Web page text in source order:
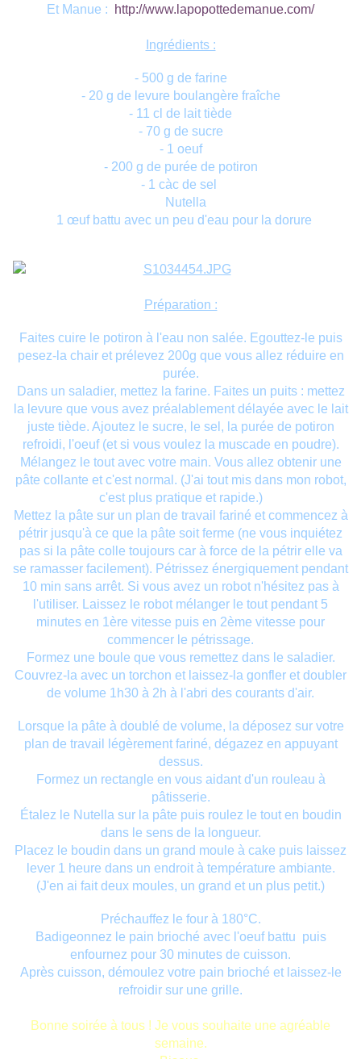
Et Manue :
http://www.lapopottedemanue.com/
Ingrédients :
- 500 g de farine
- 20 g de levure boulangère fraîche
- 11 cl de lait tiède
- 70 g de sucre
- 1 oeuf
- 200 g de purée de potiron
- 1 càc de sel
Nutella
1 œuf battu avec un peu d'eau pour la dorure
Préparation :
Faites cuire le potiron à l'eau non salée. Egouttez-le puis
pesez-la chair et prélevez 200g que vous allez réduire en
purée.
Dans un saladier, mettez la farine. Faites un puits : mettez
la levure que vous avez préalablement délayée avec le lait
juste tiède. Ajoutez le sucre, le sel, la purée de potiron
refroidi, l'oeuf (et si vous voulez la muscade en poudre).
Mélangez le tout avec votre main. Vous allez obtenir une
pâte collante et c'est normal. (J'ai tout mis dans mon robot,
c'est plus pratique et rapide.)
Mettez la pâte sur un plan de travail fariné et commencez à
pétrir jusqu'à ce que la pâte soit ferme (ne vous inquiétez
pas si la pâte colle toujours car à force de la pétrir elle va
se ramasser facilement). Pétrissez énergiquement pendant
10 min sans arrêt. Si vous avez un robot n'hésitez pas à
l'utiliser. Laissez le robot mélanger le tout pendant 5
minutes en 1ère vitesse puis en 2ème vitesse pour
commencer le pétrissage.
Formez une boule que vous remettez dans le saladier.
Couvrez-la avec un torchon et laissez-la gonfler et doubler
de volume 1h30 à 2h à l'abri des courants d'air.
Lorsque la pâte à doublé de volume, la déposez sur votre
plan de travail légèrement fariné, dégazez en appuyant
dessus.
Formez un rectangle en vous aidant d'un rouleau à
pâtisserie.
Étalez le Nutella sur la pâte puis roulez le tout en boudin
dans le sens de la longueur.
Placez le boudin dans un grand moule à cake puis laissez
lever 1 heure dans un endroit à température ambiante.
(J'en ai fait deux moules, un grand et un plus petit.)
Préchauffez le four à 180°C.
Badigeonnez le pain brioché avec l'oeuf battu puis
enfournez pour 30 minutes de cuisson.
Après cuisson, démoulez votre pain brioché et laissez-le
refroidir sur une grille.
Bonne soirée à tous ! Je vous souhaite une agréable
semaine.